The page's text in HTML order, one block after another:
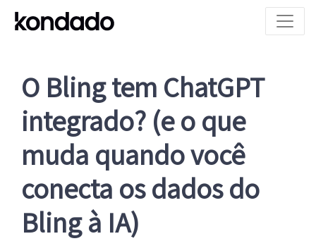
O Bling tem ChatGPT
integrado? (e o que
muda quando você
conecta os dados do
Bling à IA)